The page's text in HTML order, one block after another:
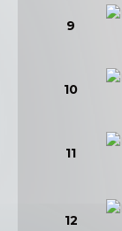
9
10
11
12